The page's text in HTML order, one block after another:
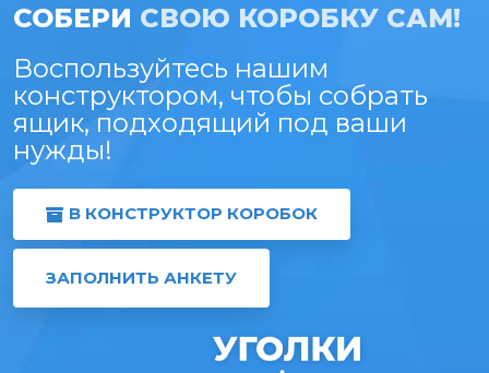
СОБЕРИ СВОЮ КОРОБКУ САМ!
Воспользуйтесь нашим
конструктором, чтобы собрать
ящик, подходящий под ваши
нужды!
В КОНСТРУКТОР КОРОБОК
ЗАПОЛНИТЬ АНКЕТУ